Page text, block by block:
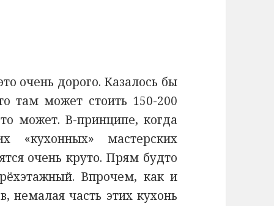
очень дорого. Казалось бы
там может стоить 150-200
может. В-принципе, когда
мастерских
очень круто. Прям будто
Впрочем, как и
немалая часть этих кухонь